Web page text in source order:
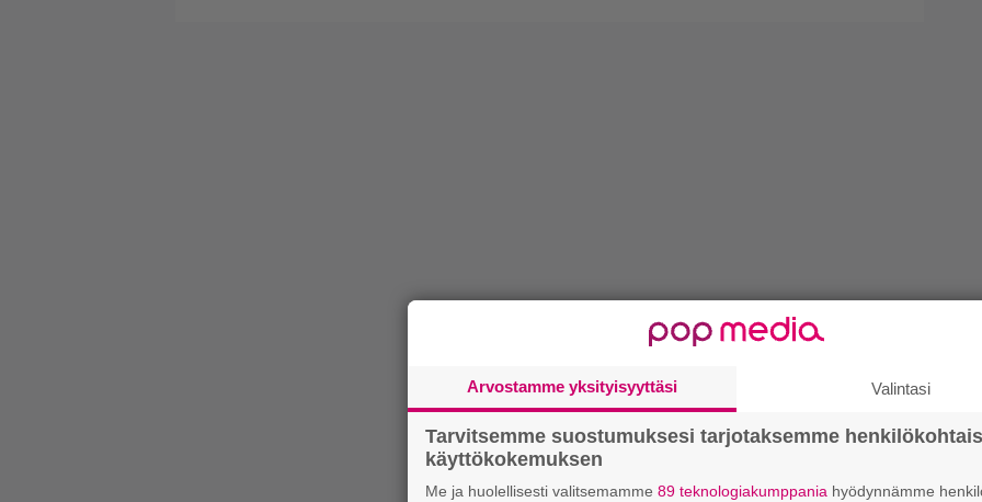
Arvostamme yksityisyyttäsi Valintasi
Tarvitsemme suostumuksesi tarjotaksemme
käyttökokemuksen
Me ja huolellisesti valitsemamme 89 teknologiakumppania hyödynnämme